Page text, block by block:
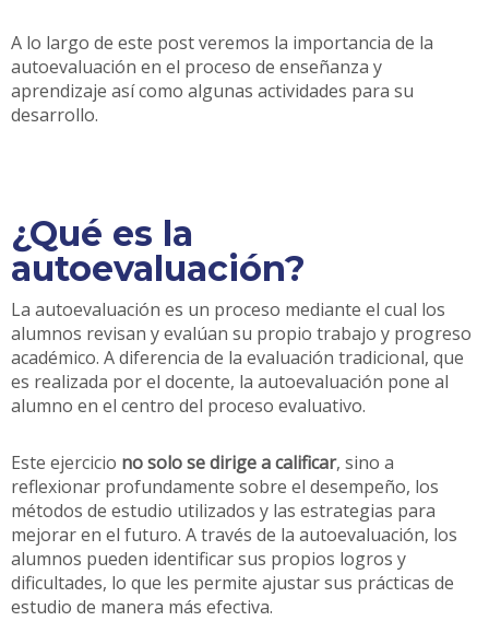
A lo largo de este post veremos la importancia de la
autoevaluación en el proceso de enseñanza y
aprendizaje así como algunas actividades para su
desarrollo.
¿Qué es la
autoevaluación?
La autoevaluación es un proceso mediante el cual los
alumnos revisan y evalúan su propio trabajo y progreso
académico. A diferencia de la evaluación tradicional, que
es realizada por el docente, la autoevaluación pone al
alumno en el centro del proceso evaluativo.
Este ejercicio no solo se dirige a calificar, sino a
reflexionar profundamente sobre el desempeño, los
métodos de estudio utilizados y las estrategias para
mejorar en el futuro. A través de la autoevaluación, los
alumnos pueden identificar sus propios logros y
dificultades, lo que les permite ajustar sus prácticas de
estudio de manera más efectiva.